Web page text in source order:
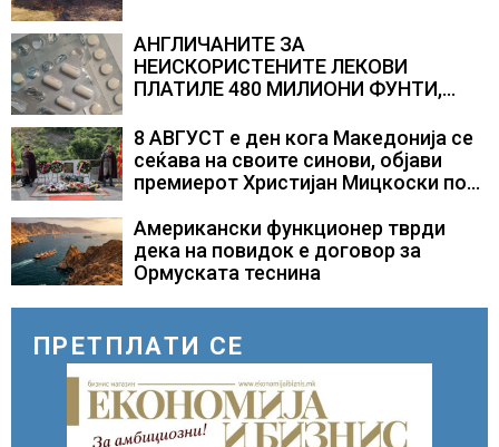
АНГЛИЧАНИТЕ ЗА
НЕИСКОРИСТЕНИТЕ ЛЕКОВИ
ПЛАТИЛЕ 480 МИЛИОНИ ФУНТИ,
само лекови што навистина им се
потребни
8 АВГУСТ е ден кога Македонија се
сеќава на своите синови, објави
премиерот Христијан Мицкоски по
загинувањето на десетмината
прилепски бранители
Американски функционер тврди
дека на повидок е договор за
Ормуската теснина
ПРЕТПЛАТИ СЕ